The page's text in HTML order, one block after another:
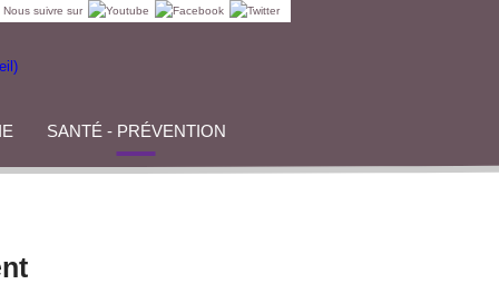
Nous suivre sur
SANTÉ - PRÉVENTION